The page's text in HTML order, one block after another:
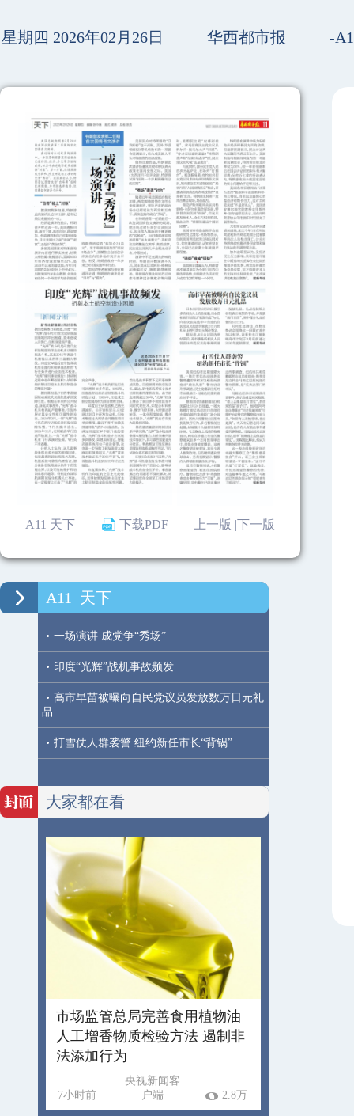
星期四 2026年02月26日 华西都市报 -
A11 天下 下载PDF 下一版
上一版 |
A11 天下
· 一场演讲 成党争“秀场”
· 印度“光辉”战机事故频发
· 高市早苗被曝向自民党议员发放数万日元礼
品
· 打雪仗人群袭警 纽约新任市长“背锅”
大家都在看
市场监管总局完善食用植物油
人工增香物质检验方法 遏制非
法添加行为
7小时前
央视新闻客
户端
2.8万